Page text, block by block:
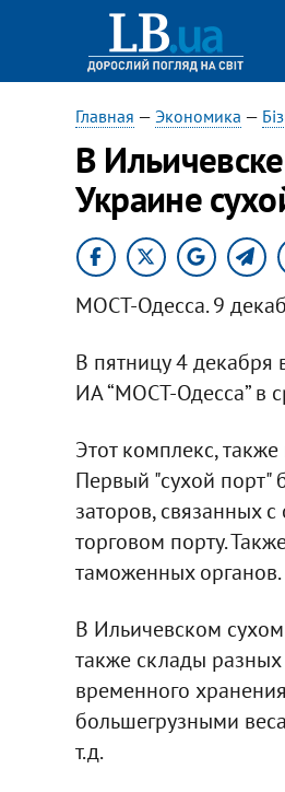
Главная — Экономика —
В
Украине
МОСТ-Одесса. 9
В пятницу 4 декабря
ИА “МОСТ-Одесса” в
Этот комплекс,
Первый "сухой порт"
заторов, связанных
торговом порту.
таможенных
В Ильичевском
также склады
временного
большегрузными
т.д.